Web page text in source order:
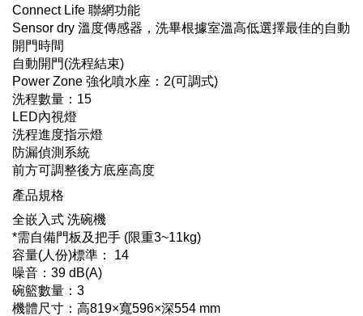
Connect Life 聯網功能
Sensor dry 溫度傳感器，洗畢根據室溫高低選擇最佳的自動
開門時間
自動開門(洗程結束)
Power Zone 強化噴水座：2(可調式)
洗程數量：15
LED內視燈
洗程進度指示燈
防漏偵測系統
前方可調整後方底座高度
產品規格
全嵌入式 洗碗機
*需自備門板及把手 (限重3~11kg)
容量(人份)標準： 14
噪音：39 dB(A)
碗籃數量：3
機體尺寸：高819×寬596×深554 mm